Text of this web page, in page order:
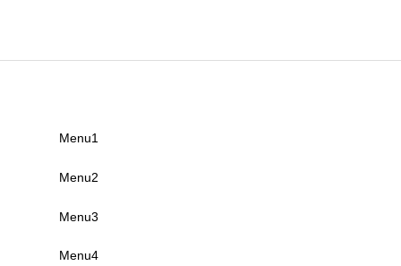
Menu1
Menu2
Menu3
Menu4